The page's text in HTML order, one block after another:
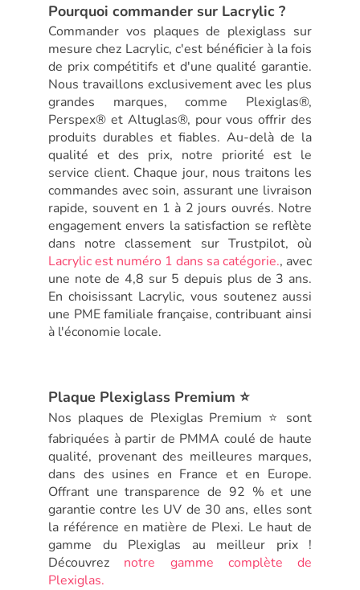
Pourquoi commander sur Lacrylic ?
Commander vos plaques de plexiglass sur
mesure chez Lacrylic, c'est bénéficier à la fois
de prix compétitifs et d'une qualité garantie.
Nous travaillons exclusivement avec les plus
grandes marques, comme Plexiglas®,
Perspex® et Altuglas®, pour vous offrir des
produits durables et fiables. Au-delà de la
qualité et des prix, notre priorité est le
service client. Chaque jour, nous traitons les
commandes avec soin, assurant une livraison
rapide, souvent en 1 à 2 jours ouvrés. Notre
engagement envers la satisfaction se reflète
dans notre classement sur Trustpilot, où
Lacrylic est numéro 1 dans sa catégorie., avec
une note de 4,8 sur 5 depuis plus de 3 ans.
En choisissant Lacrylic, vous soutenez aussi
une PME familiale française, contribuant ainsi
à l'économie locale.
Plaque Plexiglass Premium ⭐
Nos plaques de Plexiglas Premium ⭐ sont
fabriquées à partir de PMMA coulé de haute
qualité, provenant des meilleures marques,
dans des usines en France et en Europe.
Offrant une transparence de 92 % et une
garantie contre les UV de 30 ans, elles sont
la référence en matière de Plexi. Le haut de
gamme du Plexiglas au meilleur prix !
Découvrez notre gamme complète de
Plexiglas.